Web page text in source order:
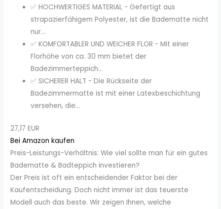
✅ HOCHWERTIGES MATERIAL - Gefertigt aus
strapazierfähigem Polyester, ist die Badematte nicht
nur...
✅ KOMFORTABLER UND WEICHER FLOR - Mit einer
Florhöhe von ca. 30 mm bietet der
Badezimmerteppich...
✅ SICHERER HALT - Die Rückseite der
Badezimmermatte ist mit einer Latexbeschichtung
versehen, die...
27,17 EUR
Bei Amazon kaufen
Preis-Leistungs-Verhältnis: Wie viel sollte man für ein gutes
Badematte & Badteppich investieren?
Der Preis ist oft ein entscheidender Faktor bei der
Kaufentscheidung. Doch nicht immer ist das teuerste
Modell auch das beste. Wir zeigen Ihnen, welche